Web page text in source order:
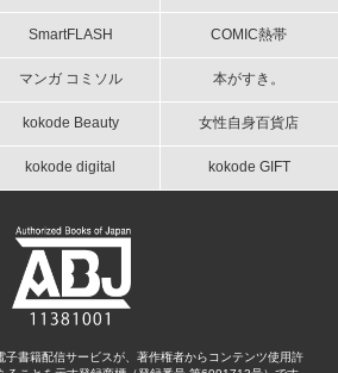
SmartFLASH COMIC熱帯
マンガ コミソル 本がすき。
kokode Beauty 女性自身百貨店
kokode digital kokode GIFT
書籍配信サービスが、著作権者からコンテンツ使用許